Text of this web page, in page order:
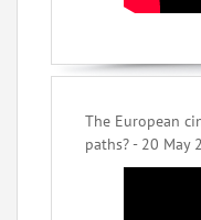
The European
paths? - 20 May